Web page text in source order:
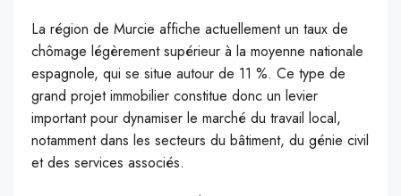
La région de Murcie affiche actuellement un taux de
chômage légèrement supérieur à la moyenne nationale
espagnole, qui se situe autour de 11 %. Ce type de
grand projet immobilier constitue donc un levier
important pour dynamiser le marché du travail local,
notamment dans les secteurs du bâtiment, du génie civil
et des services associés.